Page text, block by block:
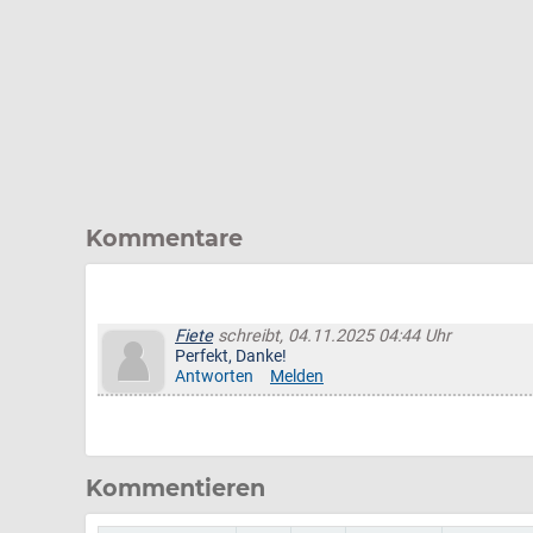
Kommentare
Fieteschreibt, 04.11.2025 04:44 Uhr
Perfekt, Danke!
Antworten
Melden
Kommentieren